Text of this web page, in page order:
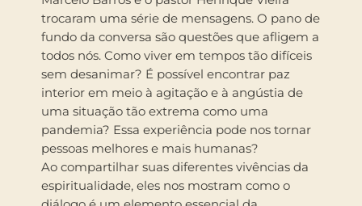
trocaram uma série de mensagens. O pano de
fundo da conversa são questões que afligem a
todos nós. Como viver em tempos tão difíceis
sem desanimar? É possível encontrar paz
interior em meio à agitação e à angústia de
uma situação tão extrema como uma
pandemia? Essa experiência pode nos tornar
pessoas melhores e mais humanas?
Ao compartilhar suas diferentes vivências da
espiritualidade, eles nos mostram como o